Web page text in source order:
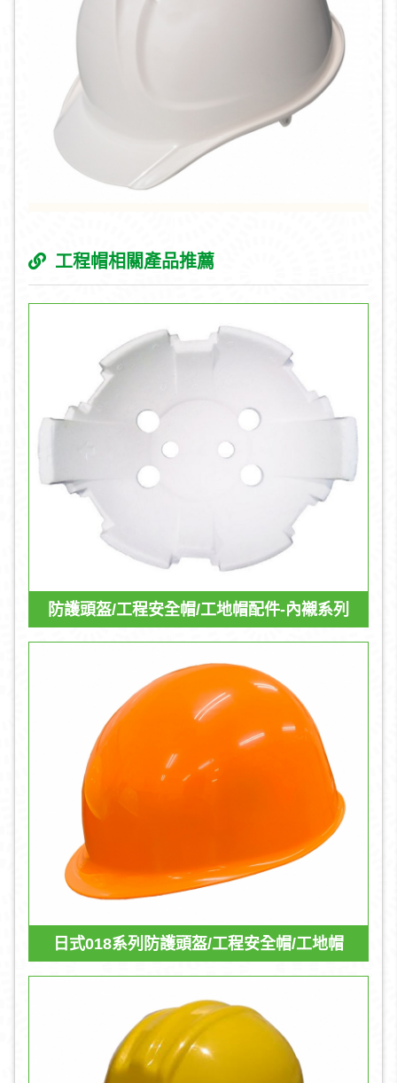
工程帽相關產品推薦
防護頭盔/工程安全帽/工地帽配件-內襯系列
日式018系列防護頭盔/工程安全帽/工地帽